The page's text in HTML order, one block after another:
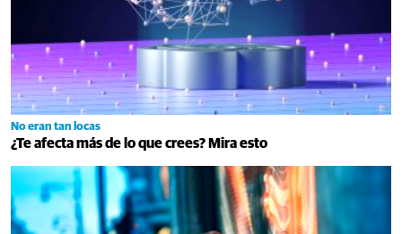
No eran tan locas
¿Te afecta más de lo que crees? Mira esto